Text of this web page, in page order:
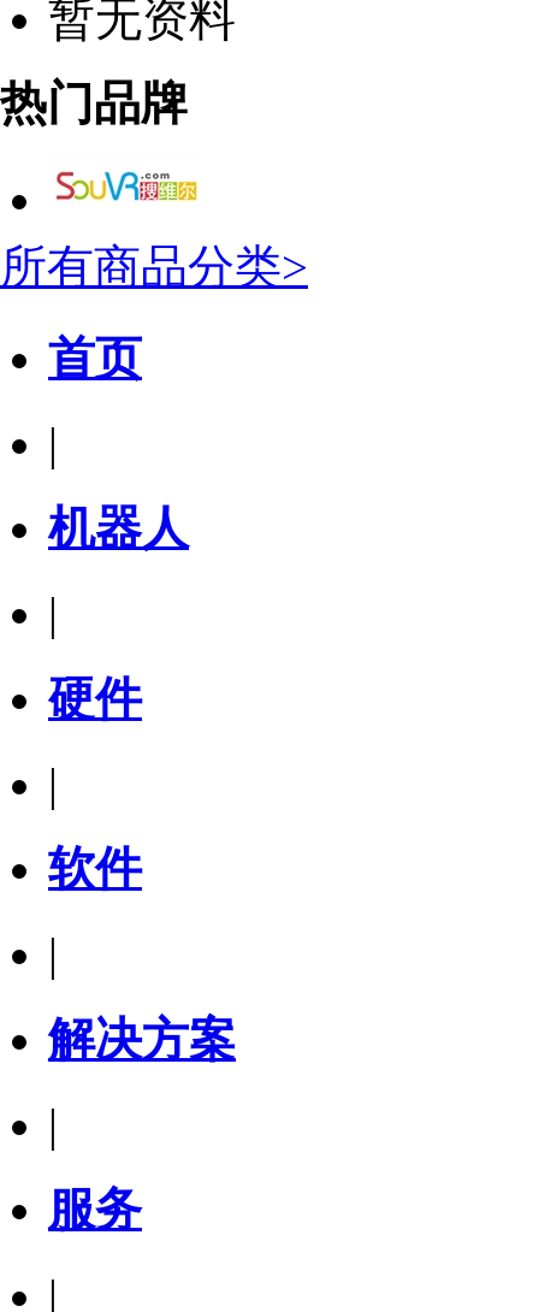
暂无资料
热门品牌
所有商品分类>
首页
|
机器人
|
硬件
|
软件
|
解决方案
|
服务
|